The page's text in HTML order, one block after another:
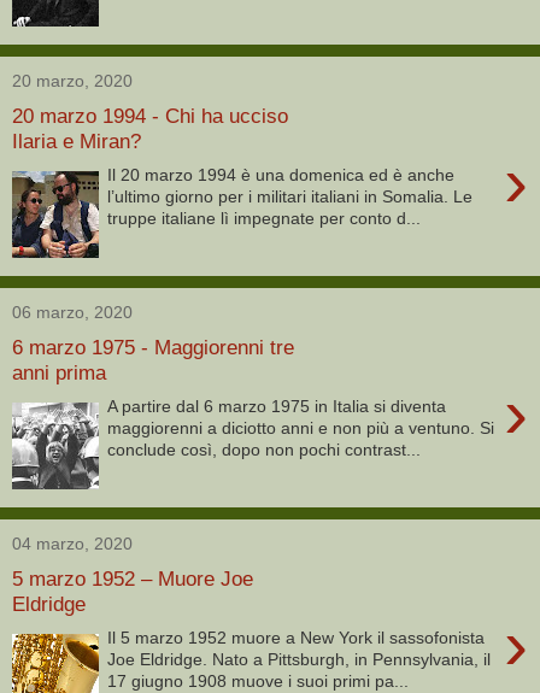
20 marzo, 2020
20 marzo 1994 - Chi ha ucciso
Ilaria e Miran?
›
Il 20 marzo 1994 è una domenica ed è anche
l’ultimo giorno per i militari italiani in Somalia. Le
truppe italiane lì impegnate per conto d...
06 marzo, 2020
6 marzo 1975 - Maggiorenni tre
anni prima
›
A partire dal 6 marzo 1975 in Italia si diventa
maggiorenni a diciotto anni e non più a ventuno. Si
conclude così, dopo non pochi contrast...
04 marzo, 2020
5 marzo 1952 – Muore Joe
Eldridge
›
Il 5 marzo 1952 muore a New York il sassofonista
Joe Eldridge. Nato a Pittsburgh, in Pennsylvania, il
17 giugno 1908 muove i suoi primi pa...